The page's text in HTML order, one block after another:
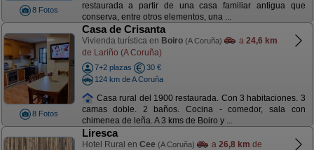
8 Fotos
restaurada a partir de una casa familiar antigua que
conserva, entre otros elementos, una ...
8 Fotos
Casa de Crisanta
Vivienda turística en Boiro (A Coruña) a 24,6 km
de Lariño (A Coruña)
7+2 plazas
30 €
124 km de A Coruña
Casa rural del 1900 restaurada. Con 3 habitaciones. 3
camas doble. 2 baños. Cocina - comedor, sala con
chimenea de leña. A 3 kms de Boiro y ...
Liresca
Hotel Rural en Cee (A Coruña) a 26,8 km de